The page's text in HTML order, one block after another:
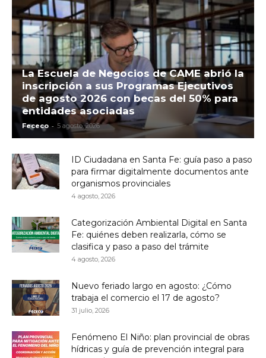
La Escuela de Negocios de CAME abrió la
inscripción a sus Programas Ejecutivos
de agosto 2026 con becas del 50% para
entidades asociadas
Fececo - 5 agosto, 2026
ID Ciudadana en Santa Fe: guía paso a paso
para firmar digitalmente documentos ante
organismos provinciales
4 agosto, 2026
Categorización Ambiental Digital en Santa
Fe: quiénes deben realizarla, cómo se
clasifica y paso a paso del trámite
4 agosto, 2026
Nuevo feriado largo en agosto: ¿Cómo
trabaja el comercio el 17 de agosto?
31 julio, 2026
Fenómeno El Niño: plan provincial de obras
hídricas y guía de prevención integral para